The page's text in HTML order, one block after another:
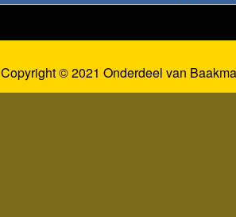
Copyright © 2021 Onderdeel van